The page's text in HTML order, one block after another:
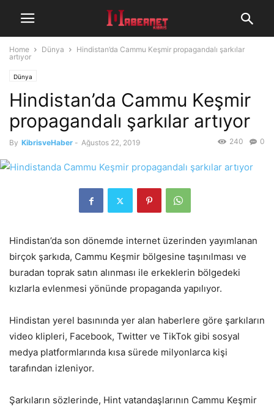
Home Dünya
Hindistan’da Cammu Keşmir propagandalı şarkılar
artıyor
Dünya
Hindistan’da Cammu Keşmir
propagandalı şarkılar artıyor
By KibrisveHaber - Ağustos 22, 2019 0
240
Hindistan’da son dönemde internet üzerinden yayımlanan
birçok şarkıda, Cammu Keşmir bölgesine taşınılması ve
buradan toprak satın alınması ile erkeklerin bölgedeki
kızlarla evlenmesi yönünde propaganda yapılıyor.
Hindistan yerel basınında yer alan haberlere göre şarkıların
video klipleri, Facebook, Twitter ve TikTok gibi sosyal
medya platformlarında kısa sürede milyonlarca kişi
tarafından izleniyor.
Şarkıların sözlerinde, Hint vatandaşlarının Cammu Keşmir